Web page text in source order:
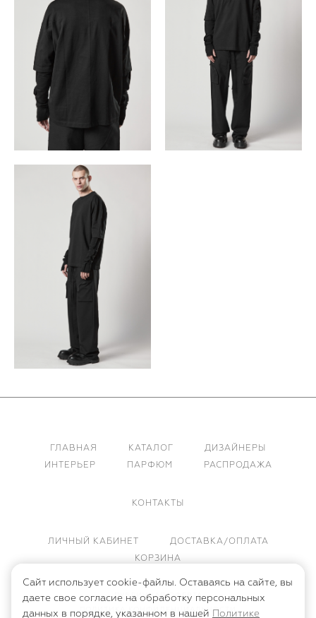
ГЛАВНАЯ КАТАЛОГ
ДИЗАЙНЕРЫ
ИНТЕРЬЕР
ПАРФЮМ РАСПРОДАЖА
КОНТАКТЫ
ЛИЧНЫЙ КАБИНЕТ
ДОСТАВКА/ОПЛАТА
КОРЗИНА
ПУБЛИЧНАЯ ОФЕРТА
ПОЛИТИКА КОНФИДЕНЦИАЛЬНОСТИ
Сайт использует cookie-файлы. Оставаясь на сайте, вы
даете свое согласие на обработку персональных
данных в порядке, указанном в нашей Политике